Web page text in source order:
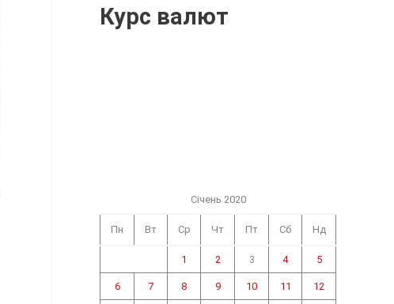
Курс валют
Січень 2020
Пн Вт Ср Чт Пт Сб Нд
1 2 3 4 5
6 7 8 9 10 11 12